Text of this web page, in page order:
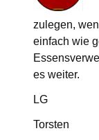
zulegen,
einfach wie
es weiter.
LG
Torsten